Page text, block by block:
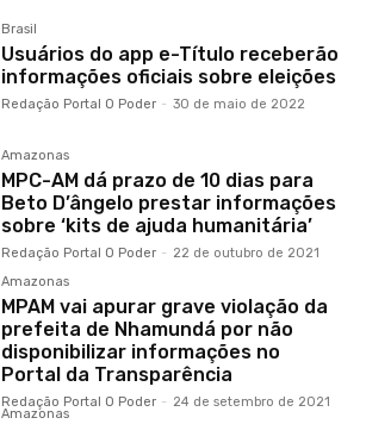
Brasil
Usuários do app e-Título receberão
informações oficiais sobre eleições
Redação Portal O Poder - 30 de maio de 2022
Amazonas
MPC-AM dá prazo de 10 dias para
Beto D’ângelo prestar informações
sobre ‘kits de ajuda humanitária’
Redação Portal O Poder - 22 de outubro de 2021
Amazonas
MPAM vai apurar grave violação da
prefeita de Nhamundá por não
disponibilizar informações no
Portal da Transparência
Redação Portal O Poder - 24 de setembro de 2021
Amazonas